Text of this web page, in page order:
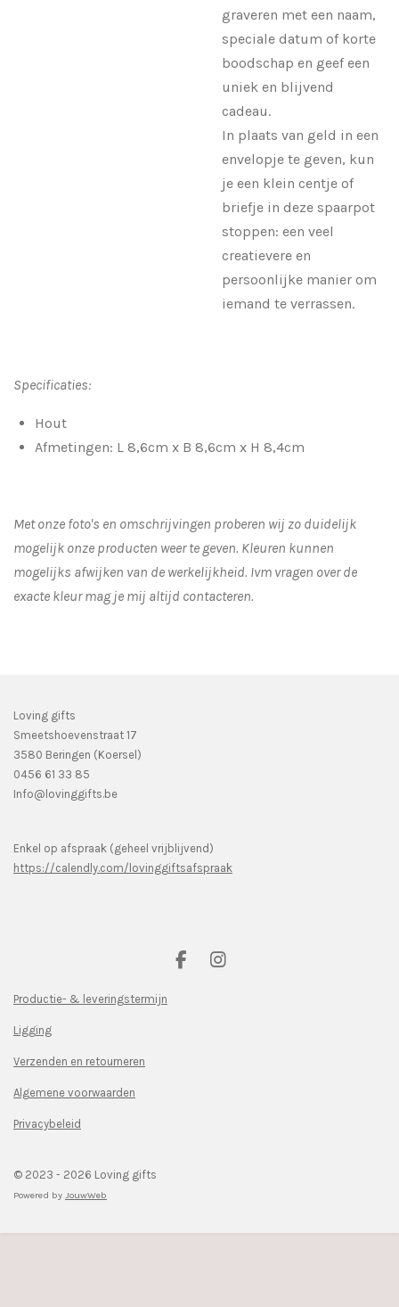
graveren met een naam,
speciale datum of korte
boodschap en geef een
uniek en blijvend
cadeau.
In plaats van geld in een
envelopje te geven, kun
je een klein centje of
briefje in deze spaarpot
stoppen: een veel
creatievere en
persoonlijke manier om
iemand te verrassen.
Specificaties:
Hout
Afmetingen: L 8,6cm x B 8,6cm x H 8,4cm
Met onze foto's en omschrijvingen proberen wij zo duidelijk
mogelijk onze producten weer te geven. Kleuren kunnen
mogelijks afwijken van de werkelijkheid. Ivm vragen over de
exacte kleur mag je mij altijd contacteren.
Loving gifts
Smeetshoevenstraat 17
3580 Beringen (Koersel)
0456 61 33 85
Info@lovinggifts.be
Enkel op afspraak (geheel vrijblijvend)
https://calendly.com/lovinggiftsafspraak
F
I
Productie- & leveringstermijn
Ligging
Verzenden en retourneren
Algemene voorwaarden
Privacybeleid
© 2023 - 2026 Loving gifts
Powered by JouwWeb